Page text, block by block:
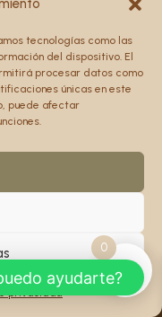
tecnologías como las
del dispositivo. El
procesar datos como
únicas en este
puede afectar
privacidad
0
ayudarte?